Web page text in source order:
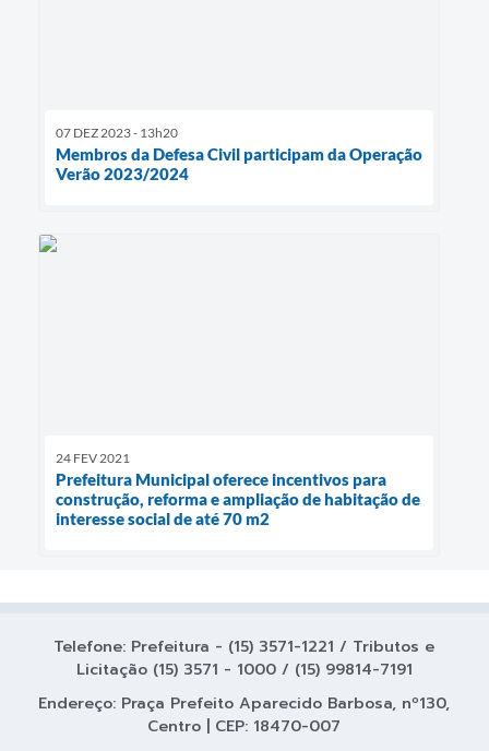
07 DEZ 2023 - 13h20
Membros da Defesa Civil participam da Operação
Verão 2023/2024
24 FEV 2021
Prefeitura Municipal oferece incentivos para
construção, reforma e ampliação de habitação de
interesse social de até 70 m2
Telefone: Prefeitura - (15) 3571-1221 / Tributos e
Licitação (15) 3571 - 1000 / (15) 99814-7191
Endereço: Praça Prefeito Aparecido Barbosa, nº130,
Centro | CEP: 18470-007